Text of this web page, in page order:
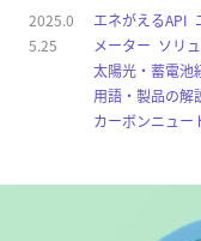
エネがえるAPI
メーター ソリ
太陽光・蓄電池
用語・製品の解
カーボンニュー
2025.0
5.25